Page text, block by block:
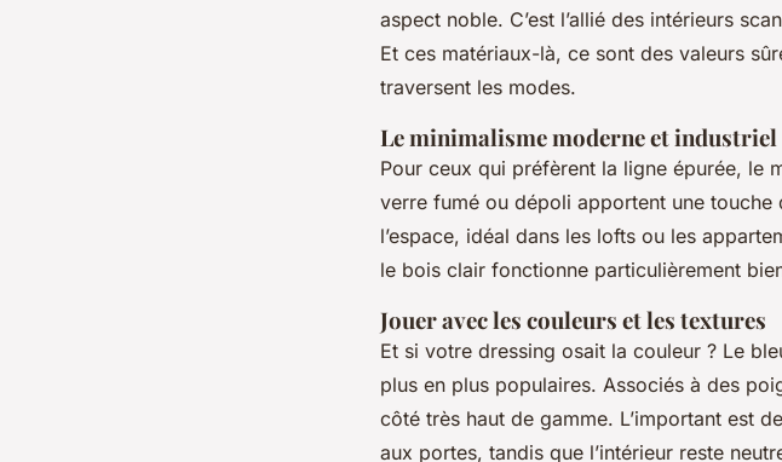
aspect noble. C’est l’allié des intérieurs
Et ces matériaux-là, ce sont des valeurs
traversent les modes.
Le minimalisme moderne et industriel
Pour ceux qui préfèrent la ligne épurée, le
verre fumé ou dépoli apportent une touche
l’espace, idéal dans les lofts ou les
le bois clair fonctionne particulièrement
Jouer avec les couleurs et les textures
Et si votre dressing osait la couleur ? Le
plus en plus populaires. Associés à des
côté très haut de gamme. L’important est
aux portes, tandis que l’intérieur reste